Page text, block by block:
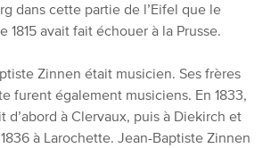
dans cette partie de l’Eifel que le
1815 avait fait échouer à la Prusse.
Zinnen était musicien. Ses frères
furent également musiciens. En 1833,
d’abord à Clervaux, puis à Diekirch et
à Larochette. Jean-Baptiste Zinnen